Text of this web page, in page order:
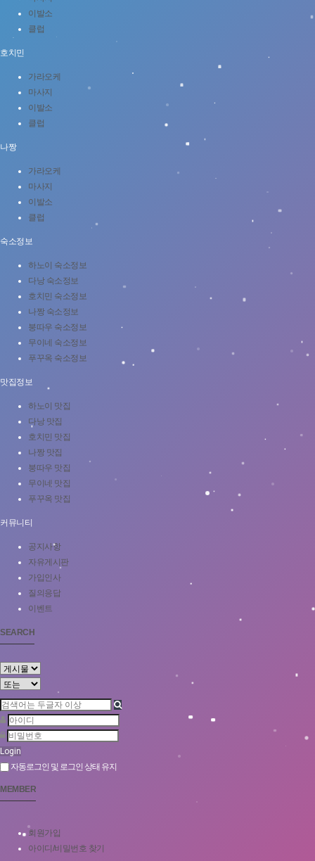
이발소
클럽
호치민
가라오케
마사지
이발소
클럽
나짱
가라오케
마사지
이발소
클럽
숙소정보
하노이 숙소정보
다낭 숙소정보
호치민 숙소정보
나짱 숙소정보
붕따우 숙소정보
무이네 숙소정보
푸꾸옥 숙소정보
맛집정보
하노이 맛집
다낭 맛집
호치민 맛집
나짱 맛집
붕따우 맛집
무이네 맛집
푸꾸옥 맛집
커뮤니티
공지사항
자유게시판
가입인사
질의응답
이벤트
SEARCH
Login
자동로그인 및 로그인 상태 유지
MEMBER
회원가입
아이디/비밀번호 찾기